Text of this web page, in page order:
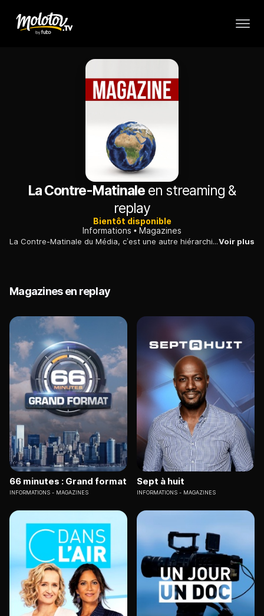
La Contre-Matinale en streaming &
replay
Bientôt disponible
Informations
Magazines
La Contre-Matinale du Média, c’est une autre hiérarchie de l’info dès le petit déjeuner. Au menu : revue de presse, dernières infos, invité.e et décryptage sans concession de l’actualité !Voir plus
Magazines en replay
66 minutes : Grand format
INFORMATIONS MAGAZINES
Sept à huit
INFORMATIONS MAGAZINES